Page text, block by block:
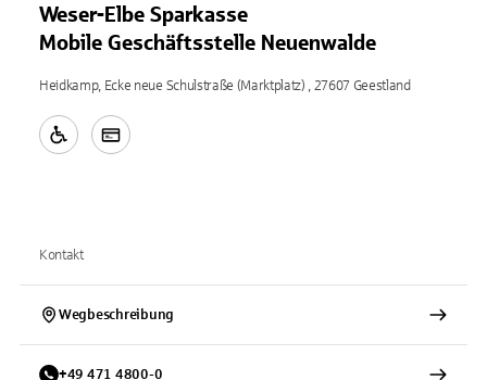
Weser-Elbe Sparkasse
Mobile Geschäftsstelle Neuenwalde
Heidkamp, Ecke neue Schulstraße (Marktplatz) , 27607 Geestland
Kontakt
Wegbeschreibung
+49 471 4800-0